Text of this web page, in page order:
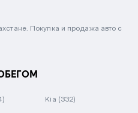
Покупка и продажа авто с
Kia (332)